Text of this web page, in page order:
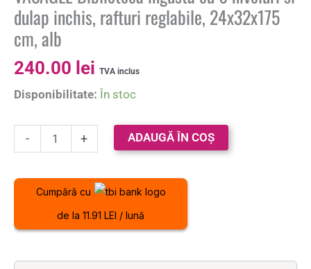
dulap inchis, rafturi reglabile, 24x32x175
cm, alb
240.00 lei TVA inclus
Disponibilitate: În stoc
- + ADAUGĂ ÎN COȘ
Cumpără cu
de la 11.91 LEI / lună